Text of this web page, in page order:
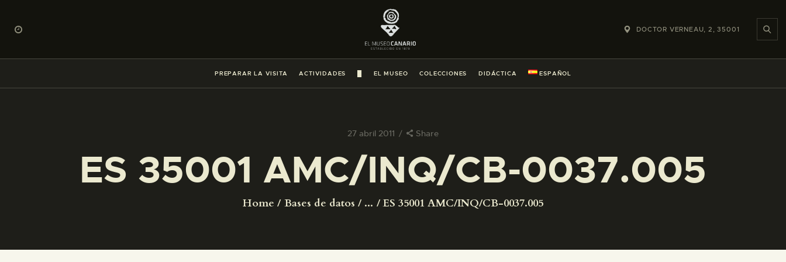
DOCTOR VERNEAU, 2, 35001
PREPARAR LA VISITA ACTIVIDADES EL MUSEO COLECCIONES DIDÁCTICA ESPAÑOL
27 abril 2011 Share
ES 35001 AMC/INQ/CB-0037.005
Home Bases de datos ... ES 35001 AMC/INQ/CB-0037.005
PREPARAR LA VISITA
ACTIVIDADES
█
COLECCIONES
DIDÁCTICA